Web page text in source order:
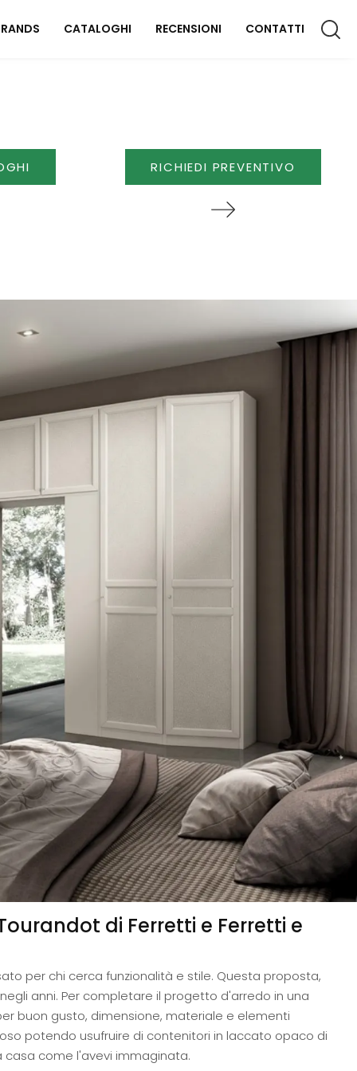
Arredo Giardino
CATALOGHI RECENSIONI CONTATTI
RICHIEDI PREVENTIVO
di Ferretti e Ferretti e
per chi cerca funzionalità e stile. Questa proposta,
anni. Per completare il progetto d'arredo in una
buon gusto, dimensione, materiale e elementi
potendo usufruire di contenitori in laccato opaco di
come l'avevi immaginata.